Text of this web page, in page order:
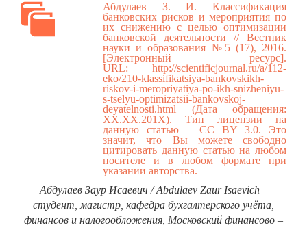
Абдулаев З. И. Классификация
банковских рисков и мероприятия по
их снижению с целью оптимизации
банковской деятельности // Вестник
науки и образования №5 (17), 2016.
[Электронный ресурс].
URL: http://scientificjournal.ru/a/112-
eko/210-klassifikatsiya-bankovskikh-
riskov-i-meropriyatiya-po-ikh-snizheniyu-
s-tselyu-optimizatsii-bankovskoj-
deyatelnosti.html (Дата обращения:
ХХ.ХХ.201Х). Тип лицензии на
данную статью – CC BY 3.0. Это
значит, что Вы можете свободно
цитировать данную статью на любом
носителе и в любом формате при
указании авторства.
Абдулаев Заур Исаевич / Abdulaev Zaur Isaevich –
студент, магистр, кафедра бухгалтерского учёта,
финансов и налогообложения, Московский финансово –